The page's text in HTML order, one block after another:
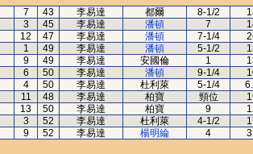
7 43 李易達 都爾 8-1/2
3 45 李易達 潘頓 7
12 47 李易達 潘頓 7-1/4
1 49 李易達 潘頓 5-1/2
9 49 李易達 安國倫 1
6 50 李易達 潘頓 9-1/4
4 50 李易達 杜利萊 5-1/4
11 48 李易達 柏寶 頸位
13 50 李易達 柏寶 9
3 52 李易達 杜利萊 4-1/2
9 52 李易達 楊明綸 4